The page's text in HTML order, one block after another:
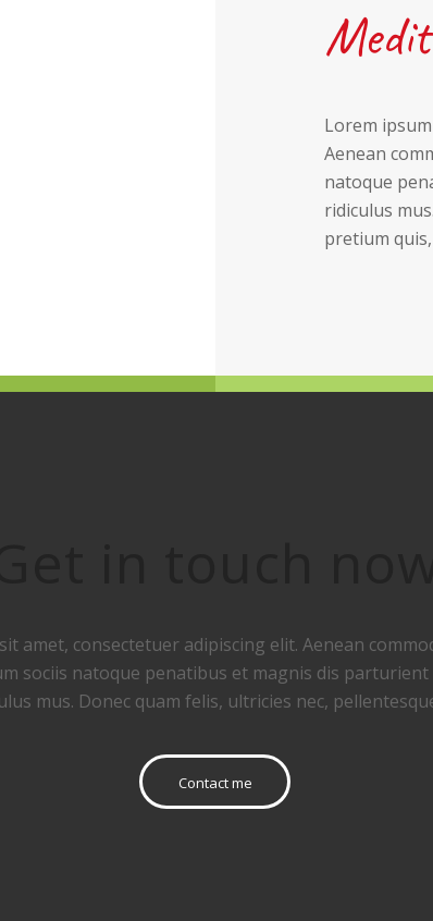
Lorem
Aenean
natoque
ridiculus
pretium
amet, consectetuer adipiscing elit. Aenean
sociis natoque penatibus et magnis dis
mus. Donec quam felis, ultricies nec,
Contact me